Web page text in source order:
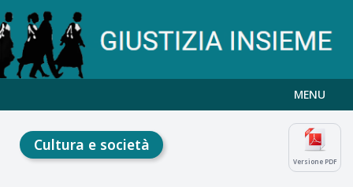
MENU
Versione PDF
Cultura e società